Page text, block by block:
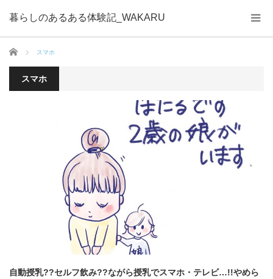
暮らしのあるある体験記_WAKARU
ホーム スマホ
スマホ
自動授乳??セルフ飲み??ながら授乳でスマホ・テレビ…!!やめら